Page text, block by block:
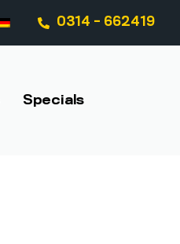
0314 - 662419
Specials